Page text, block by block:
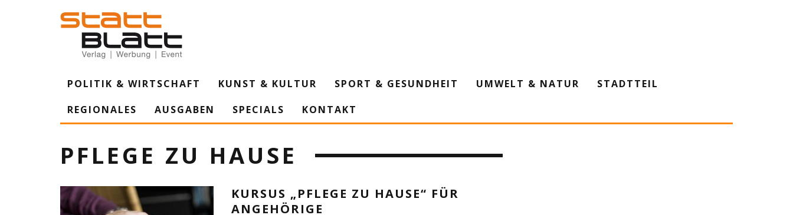
POLITIK & WIRTSCHAFT KUNST & KULTUR SPORT & GESUNDHEIT UMWELT & NATUR
STADTTEIL
REGIONALES
AUSGABEN SPECIALS KONTAKT
PFLEGE ZU HAUSE
KURSUS „PFLEGE ZU HAUSE“ FÜR
ANGEHÖRIGE